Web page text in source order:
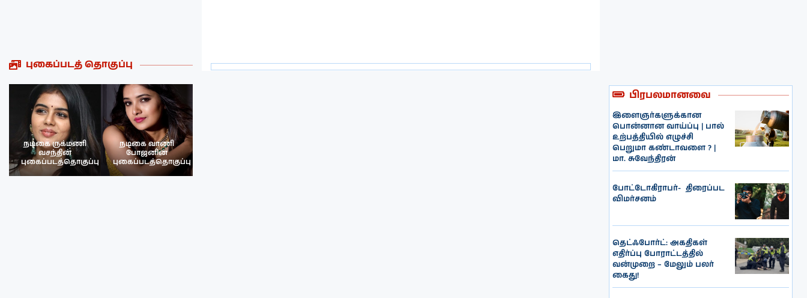
புகைப்படத் தொகுப்பு
நடிகை ருக்மணி
வசந்தின்
புகைப்படத்தொகுப்பு
நடிகை வாணி
போஜனின்
புகைப்படத்தொகுப்பு
பிரபலமானவை
இளைஞர்களுக்கான
பொன்னான வாய்ப்பு | பால்
உற்பத்தியில் எழுச்சி
பெறுமா கண்டாவளை ? |
மா. சுவேந்திரன்
போட்டோகிராபர்- ‌ திரைப்பட
விமர்சனம்
தெட்ஃபோர்ட்: அகதிகள்
எதிர்ப்பு போராட்டத்தில்
வன்முறை – மேலும் பலர்
கைது!